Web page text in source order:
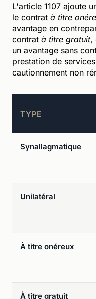
L'article 1107 ajoute
le contrat à titre
avantage en
contrat à titre gratuit,
un avantage sans
prestation de
cautionnement non
TYPE
Synallagmatique
Unilatéral
À titre onéreux
À titre gratuit